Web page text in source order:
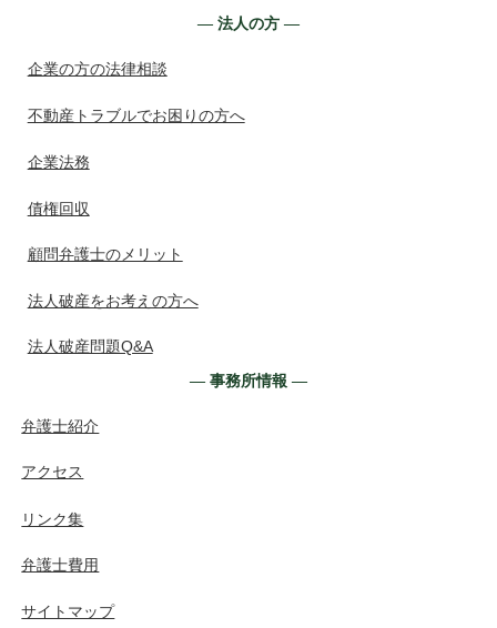
― 法人の方 ―
企業の方の法律相談
不動産トラブルでお困りの方へ
企業法務
債権回収
顧問弁護士のメリット
法人破産をお考えの方へ
法人破産問題Q&A
― 事務所情報 ―
弁護士紹介
アクセス
リンク集
弁護士費用
サイトマップ